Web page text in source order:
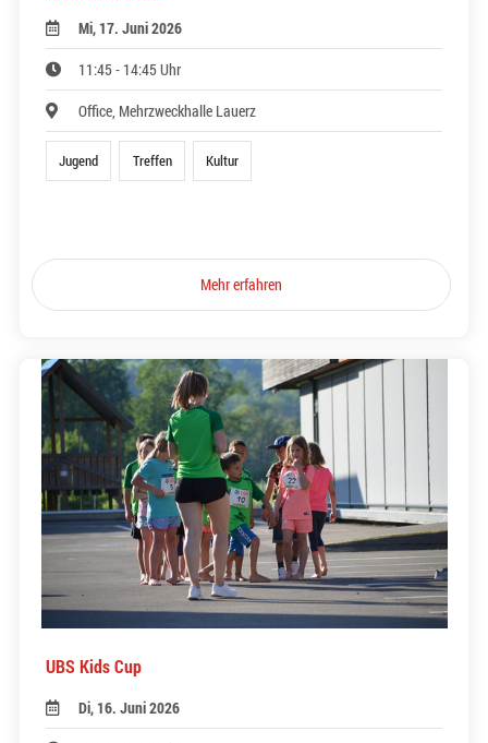
Mi, 17. Juni 2026
11:45 - 14:45 Uhr
Office, Mehrzweckhalle Lauerz
Jugend Treffen Kultur
Mehr erfahren
UBS Kids Cup
Di, 16. Juni 2026